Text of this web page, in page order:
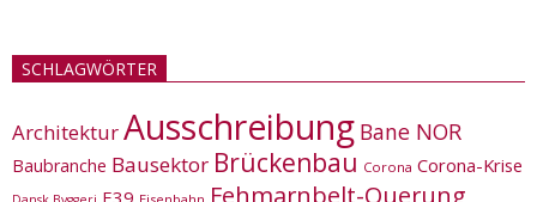
SCHLAGWÖRTER
ArchitekturAusschreibung Bane NOR
Baubranche Bausektor Brückenbau Corona Corona-Krise
E39 Fehmarnbelt-Querung